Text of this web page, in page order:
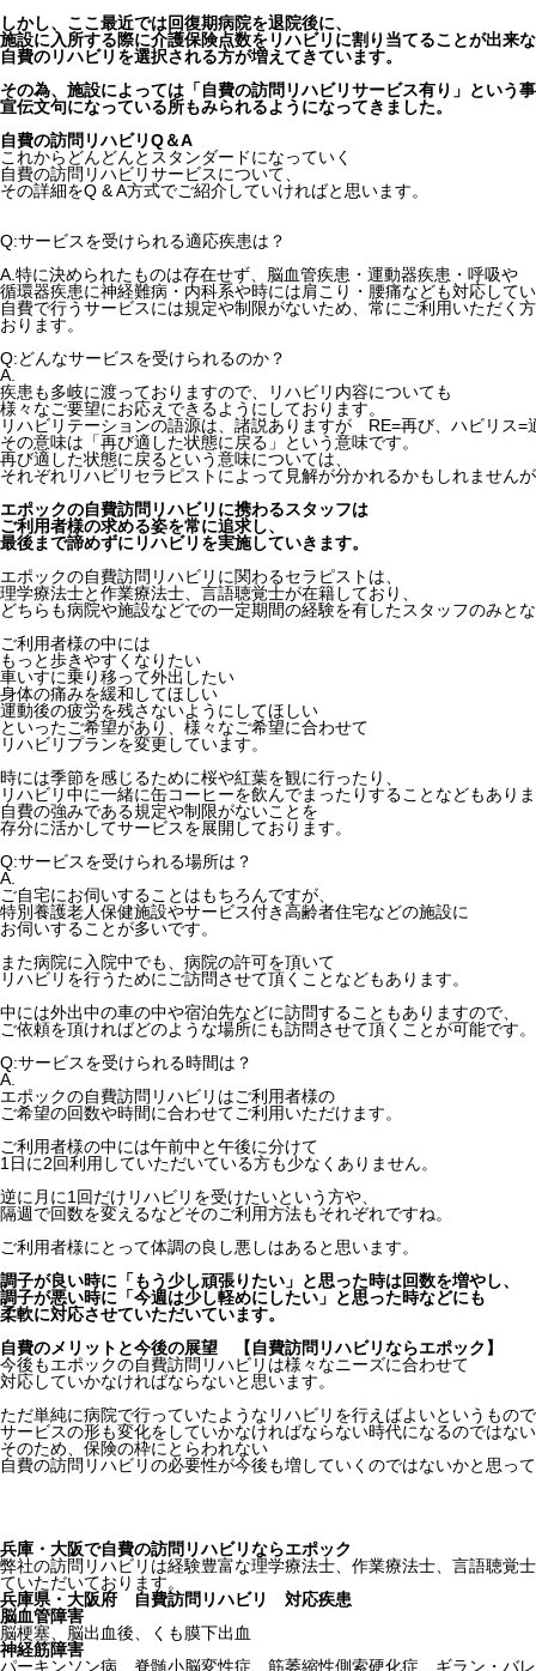
しかし、ここ最近では回復期病院を退院後に、
施設に入所する際に介護保険点数をリハビリに割り当てることが出来
自費のリハビリを選択される方が増えてきています。
その為、施設によっては「自費の訪問リハビリサービス有り」という
宣伝文句になっている所もみられるようになってきました。
自費の訪問リハビリQ＆A
これからどんどんとスタンダードになっていく
自費の訪問リハビリサービスについて、
その詳細をQ & A方式でご紹介していければと思います。
Q:サービスを受けられる適応疾患は？
A.特に決められたものは存在せず、脳血管疾患・運動器疾患・呼吸や
循環器疾患に神経難病・内科系や時には肩こり・腰痛なども対応して
自費で行うサービスには規定や制限がないため、常にご利用いただく
おります。
Q:どんなサービスを受けられるのか？
A.
疾患も多岐に渡っておりますので、リハビリ内容についても
様々なご要望にお応えできるようにしております。
リハビリテーションの語源は、諸説ありますが RE=再び、ハビリス
その意味は「再び適した状態に戻る」という意味です。
再び適した状態に戻るという意味については、
それぞれリハビリセラピストによって見解が分かれるかもしれません
エポックの自費訪問リハビリに携わるスタッフは
ご利用者様の求める姿を常に追求し、
最後まで諦めずにリハビリを実施していきます。
エポックの自費訪問リハビリに関わるセラピストは、
理学療法士と作業療法士、言語聴覚士が在籍しており、
どちらも病院や施設などでの一定期間の経験を有したスタッフのみと
ご利用者様の中には
もっと歩きやすくなりたい
車いすに乗り移って外出したい
身体の痛みを緩和してほしい
運動後の疲労を残さないようにしてほしい
といったご希望があり、様々なご希望に合わせて
リハビリプランを変更しています。
時には季節を感じるために桜や紅葉を観に行ったり、
リハビリ中に一緒に缶コーヒーを飲んでまったりすることなどもあり
自費の強みである規定や制限がないことを
存分に活かしてサービスを展開しております。
Q:サービスを受けられる場所は？
A.
ご自宅にお伺いすることはもちろんですが、
特別養護老人保健施設やサービス付き高齢者住宅などの施設に
お伺いすることが多いです。
また病院に入院中でも、病院の許可を頂いて
リハビリを行うためにご訪問させて頂くことなどもあります。
中には外出中の車の中や宿泊先などに訪問することもありますので、
ご依頼を頂ければどのような場所にも訪問させて頂くことが可能です。
Q:サービスを受けられる時間は？
A.
エポックの自費訪問リハビリはご利用者様の
ご希望の回数や時間に合わせてご利用いただけます。
ご利用者様の中には午前中と午後に分けて
1日に2回利用していただいている方も少なくありません。
逆に月に1回だけリハビリを受けたいという方や、
隔週で回数を変えるなどそのご利用方法もそれぞれですね。
ご利用者様にとって体調の良し悪しはあると思います。
調子が良い時に「もう少し頑張りたい」と思った時は回数を増やし、
調子が悪い時に「今週は少し軽めにしたい」と思った時などにも
柔軟に対応させていただいています。
自費のメリットと今後の展望 【自費訪問リハビリならエポック】
今後もエポックの自費訪問リハビリは様々なニーズに合わせて
対応していかなければならないと思います。
ただ単純に病院で行っていたようなリハビリを行えばよいというもの
サービスの形も変化をしていかなければならない時代になるのではな
そのため、保険の枠にとらわれない
自費の訪問リハビリの必要性が今後も増していくのではないかと思っ
兵庫・大阪で自費の訪問リハビリならエポック
弊社の訪問リハビリは経験豊富な理学療法士、作業療法士、言語聴覚
ていただいております。
兵庫県・大阪府 自費訪問リハビリ 対応疾患
脳血管障害
脳梗塞、脳出血後、くも膜下出血
神経筋障害
パーキンソン病、脊髄小脳変性症、筋萎縮性側索硬化症、ギラン・バ